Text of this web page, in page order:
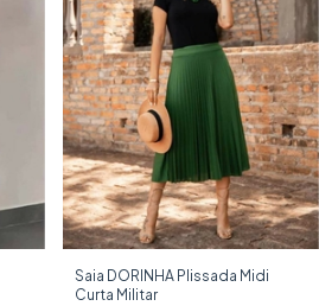
Saia DORINHA Plissada Midi
Curta Militar